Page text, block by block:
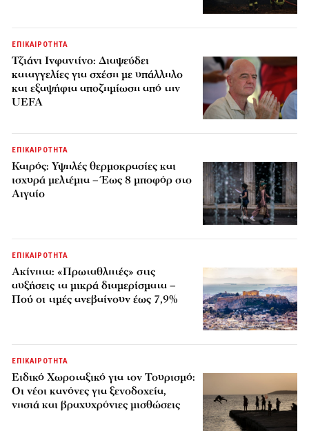
ΕΠΙΚΑΙΡΟΤΗΤΑ
Τζιάνι Ινφαντίνο: Διαψεύδει
καταγγελίες για σχέση με υπάλληλο
και εξαψήφια αποζημίωση από την
UEFA
ΕΠΙΚΑΙΡΟΤΗΤΑ
Καιρός: Υψηλές θερμοκρασίες και
ισχυρά μελτέμια – Έως 8 μποφόρ στο
Αιγαίο
ΕΠΙΚΑΙΡΟΤΗΤΑ
Ακίνητα: «Πρωταθλητές» στις
αυξήσεις τα μικρά διαμερίσματα –
Πού οι τιμές ανεβαίνουν έως 7,9%
ΕΠΙΚΑΙΡΟΤΗΤΑ
Ειδικό Χωροταξικό για τον Τουρισμό:
Οι νέοι κανόνες για ξενοδοχεία,
νησιά και βραχυχρόνιες μισθώσεις